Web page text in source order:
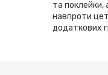
та поклейки,
навпроти
додаткових